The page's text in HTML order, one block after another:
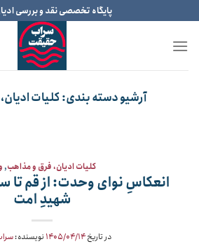
to
content
پایگاه تخصصی نقد و بررسی
آرشیو دسته بندی:کلیات
کلیات ادیان، فرق و مذاهب,
انعکاسِ نوای وحدت: از قم
شهیدِ امت
در تاریخ۱۴۰۵/۰۴/۱۴ نویسنده: